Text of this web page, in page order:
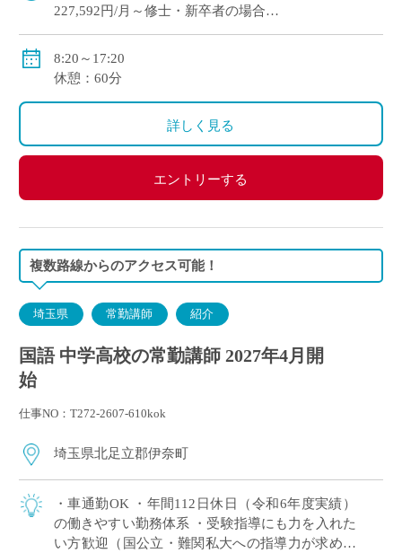
227,592円/月～修士・新卒者の場合
●その他手当：扶養手当・職務手当・役職手当
●保険等：私学共済、労災保険、雇用保険
8:20～17:20
休憩：60分
詳しく見る
エントリーする
複数路線からのアクセス可能！
埼玉県 常勤講師 紹介
国語 中学高校の常勤講師 2027年4月開
始
仕事NO：T272-2607-610kok
埼玉県北足立郡伊奈町
・車通勤OK ・年間112日休⽇（令和6年度実績）
の働きやすい勤務体系 ・受験指導にも力を入れた
い方歓迎（国公立・難関私大への指導力が求めら